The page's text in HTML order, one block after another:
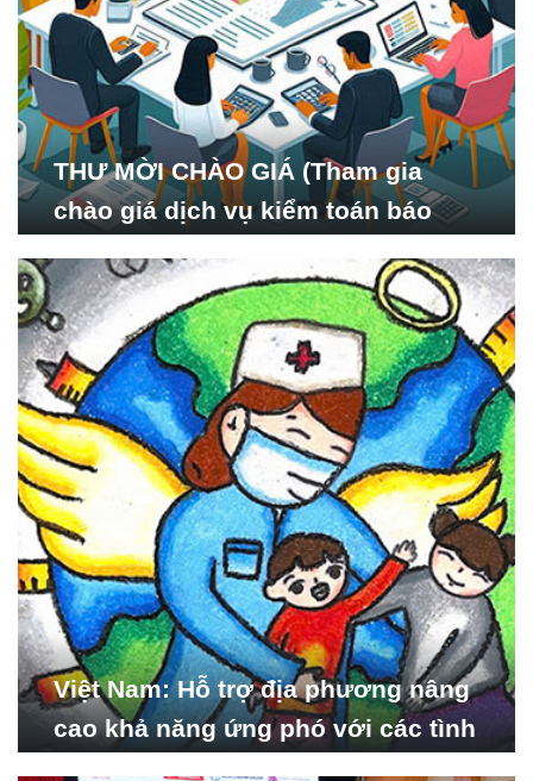
THƯ MỜI CHÀO GIÁ (Tham gia
chào giá dịch vụ kiểm toán báo
Nghiên cứu Phát triển Xã
hội_ISDS)
Việt Nam: Hỗ trợ địa phương nâng
cao khả năng ứng phó với các tình